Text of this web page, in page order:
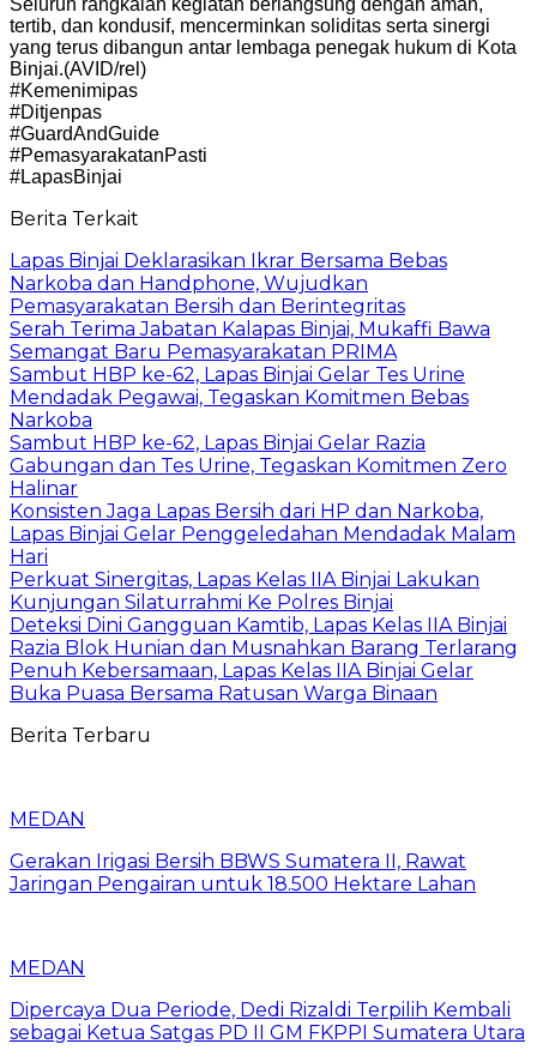
tertib, dan kondusif, mencerminkan soliditas serta sinergi
yang terus dibangun antar lembaga penegak hukum di Kota
Binjai.(AVID/rel)
#Kemenimipas
#Ditjenpas
#GuardAndGuide
#PemasyarakatanPasti
#LapasBinjai
Berita Terkait
Lapas Binjai Deklarasikan Ikrar Bersama Bebas
Narkoba dan Handphone, Wujudkan
Pemasyarakatan Bersih dan Berintegritas
Serah Terima Jabatan Kalapas Binjai, Mukaffi Bawa
Semangat Baru Pemasyarakatan PRIMA
Sambut HBP ke-62, Lapas Binjai Gelar Tes Urine
Mendadak Pegawai, Tegaskan Komitmen Bebas
Narkoba
Sambut HBP ke-62, Lapas Binjai Gelar Razia
Gabungan dan Tes Urine, Tegaskan Komitmen Zero
Halinar
Konsisten Jaga Lapas Bersih dari HP dan Narkoba,
Lapas Binjai Gelar Penggeledahan Mendadak Malam
Hari
Perkuat Sinergitas, Lapas Kelas IIA Binjai Lakukan
Kunjungan Silaturrahmi Ke Polres Binjai
Deteksi Dini Gangguan Kamtib, Lapas Kelas IIA Binjai
Razia Blok Hunian dan Musnahkan Barang Terlarang
Penuh Kebersamaan, Lapas Kelas IIA Binjai Gelar
Buka Puasa Bersama Ratusan Warga Binaan
Berita Terbaru
MEDAN
Gerakan Irigasi Bersih BBWS Sumatera II, Rawat
Jaringan Pengairan untuk 18.500 Hektare Lahan
MEDAN
Dipercaya Dua Periode, Dedi Rizaldi Terpilih Kembali
sebagai Ketua Satgas PD II GM FKPPI Sumatera Utara